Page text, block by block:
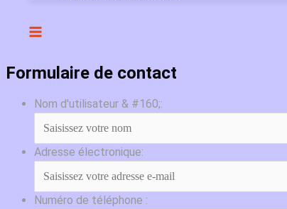
Formulaire de contact
Nom d'utilisateur & #160;:
Adresse électronique:
Numéro de téléphone :